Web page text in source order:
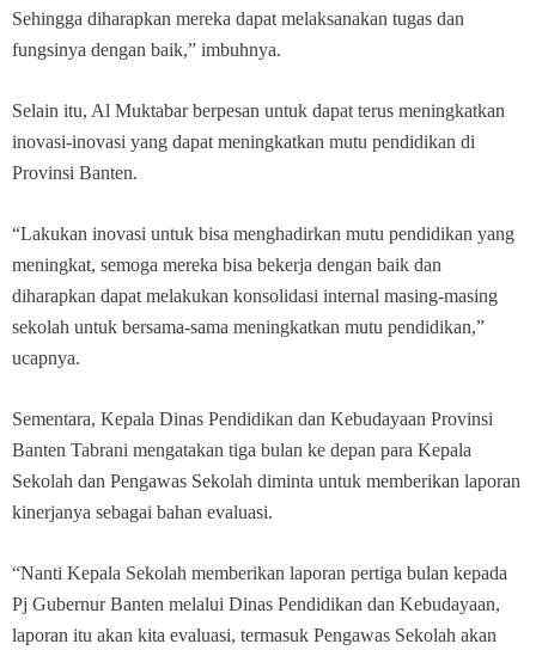
Sehingga diharapkan mereka dapat melaksanakan tugas dan
fungsinya dengan baik,” imbuhnya.
Selain itu, Al Muktabar berpesan untuk dapat terus meningkatkan
inovasi-inovasi yang dapat meningkatkan mutu pendidikan di
Provinsi Banten.
“Lakukan inovasi untuk bisa menghadirkan mutu pendidikan yang
meningkat, semoga mereka bisa bekerja dengan baik dan
diharapkan dapat melakukan konsolidasi internal masing-masing
sekolah untuk bersama-sama meningkatkan mutu pendidikan,”
ucapnya.
Sementara, Kepala Dinas Pendidikan dan Kebudayaan Provinsi
Banten Tabrani mengatakan tiga bulan ke depan para Kepala
Sekolah dan Pengawas Sekolah diminta untuk memberikan laporan
kinerjanya sebagai bahan evaluasi.
“Nanti Kepala Sekolah memberikan laporan pertiga bulan kepada
Pj Gubernur Banten melalui Dinas Pendidikan dan Kebudayaan,
laporan itu akan kita evaluasi, termasuk Pengawas Sekolah akan